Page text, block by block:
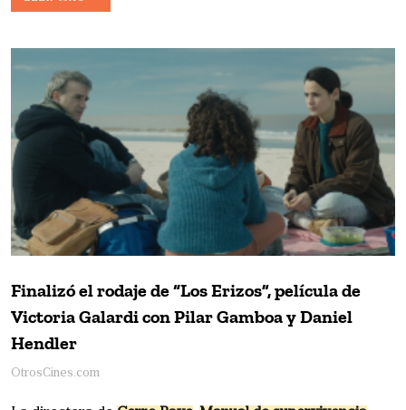
Finalizó el rodaje de “Los Erizos”, película de
Victoria Galardi con Pilar Gamboa y Daniel
Hendler
OtrosCines.com